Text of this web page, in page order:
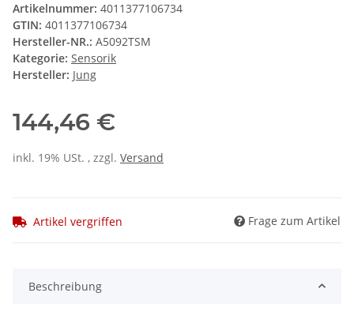
Artikelnummer: 4011377106734
GTIN: 4011377106734
Hersteller-NR.: A5092TSM
Kategorie: Sensorik
Hersteller: Jung
144,46 €
inkl. 19% USt. , zzgl. Versand
Artikel vergriffen Frage zum Artikel
Beschreibung